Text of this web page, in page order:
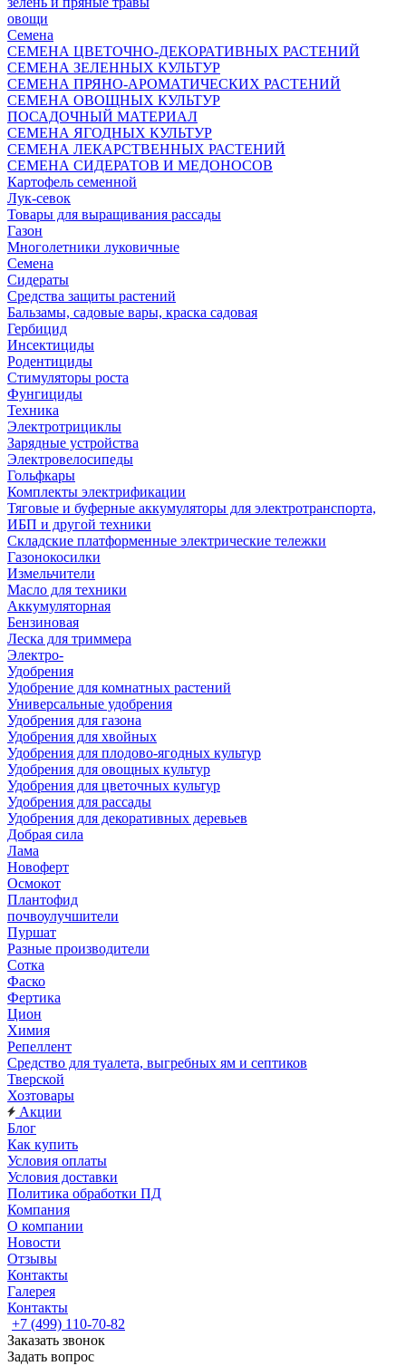
овощи
Семена
СЕМЕНА ЦВЕТОЧНО-ДЕКОРАТИВНЫХ РАСТЕНИЙ
СЕМЕНА ЗЕЛЕННЫХ КУЛЬТУР
СЕМЕНА ПРЯНО-АРОМАТИЧЕСКИХ РАСТЕНИЙ
СЕМЕНА ОВОЩНЫХ КУЛЬТУР
ПОСАДОЧНЫЙ МАТЕРИАЛ
СЕМЕНА ЯГОДНЫХ КУЛЬТУР
СЕМЕНА ЛЕКАРСТВЕННЫХ РАСТЕНИЙ
СЕМЕНА СИДЕРАТОВ И МЕДОНОСОВ
Картофель семенной
Лук-севок
Товары для выращивания рассады
Газон
Многолетники луковичные
Семена
Сидераты
Средства защиты растений
Бальзамы, садовые вары, краска садовая
Гербицид
Инсектициды
Родентициды
Стимуляторы роста
Фунгициды
Техника
Электротрициклы
Зарядные устройства
Электровелосипеды
Гольфкары
Комплекты электрификации
Тяговые и буферные аккумуляторы для электротранспорта,
ИБП и другой техники
Складские платформенные электрические тележки
Газонокосилки
Измельчители
Масло для техники
Аккумуляторная
Бензиновая
Леска для триммера
Электро-
Удобрения
Удобрение для комнатных растений
Универсальные удобрения
Удобрения для газона
Удобрения для хвойных
Удобрения для плодово-ягодных культур
Удобрения для овощных культур
Удобрения для цветочных культур
Удобрения для рассады
Удобрения для декоративных деревьев
Добрая сила
Лама
Новоферт
Осмокот
Плантофид
почвоулучшители
Пуршат
Разные производители
Сотка
Фаско
Фертика
Цион
Химия
Репеллент
Средство для туалета, выгребных ям и септиков
Тверской
Хозтовары
Акции
Блог
Как купить
Условия оплаты
Условия доставки
Политика обработки ПД
Компания
О компании
Новости
Отзывы
Контакты
Галерея
Контакты
+7 (499) 110-70-82
Заказать звонок
Задать вопрос